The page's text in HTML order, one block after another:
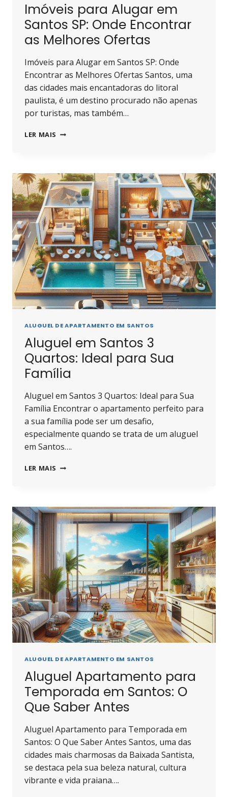
Imóveis para Alugar em
Santos SP: Onde Encontrar
as Melhores Ofertas
Imóveis para Alugar em Santos SP: Onde
Encontrar as Melhores Ofertas Santos, uma
das cidades mais encantadoras do litoral
paulista, é um destino procurado não apenas
por turistas, mas também…
LER MAIS IMÓVEIS
SANTOS
SP:
ONDE
ENCONTRAR
AS
MELHORES
OFERTAS
ALUGUEL DE APARTAMENTO EM SANTOS
Aluguel em Santos 3
Quartos: Ideal para Sua
Família
Aluguel em Santos 3 Quartos: Ideal para Sua
Família Encontrar o apartamento perfeito para
a sua família pode ser um desafio,
especialmente quando se trata de um aluguel
em Santos….
LER MAIS ALUGUEL
QUARTOS:
IDEAL
PARA
SUA
FAMÍLIA
ALUGUEL DE APARTAMENTO EM SANTOS
Aluguel Apartamento para
Temporada em Santos: O
Que Saber Antes
Aluguel Apartamento para Temporada em
Santos: O Que Saber Antes Santos, uma das
cidades mais charmosas da Baixada Santista,
se destaca pela sua beleza natural, cultura
vibrante e vida praiana….